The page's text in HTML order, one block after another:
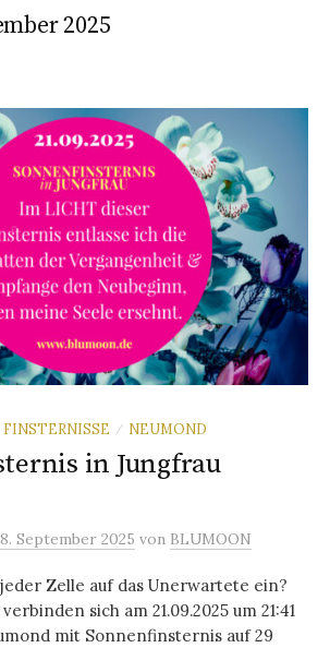
2025
FINSTERNISSE / NEUMOND
in Jungfrau
September 2025 von BLUMOON
Zelle auf das Unerwartete ein?
sich am 21.09.2025 um 21:41
mit Sonnenfinsternis auf 29